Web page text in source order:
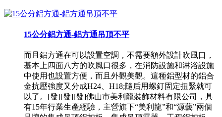
15公分鋁方通-鋁方通吊頂不平
而且鋁方通在可以設置空調，不需要額外設計吹風口，
基本上四面八方的吹風口很多，在消防設施和淋浴設施
中使用也設置方便，而且外觀美觀。這種鋁型材的鋁合
金抗壓強度又分成H24、H18;隨后用螺釘固定扭緊就可
以了。[發][發][發]佛山市美利龍裝飾材料有限公司，具
有15年行業生產經驗，主營旗下“美利龍”和“源藝”兩個